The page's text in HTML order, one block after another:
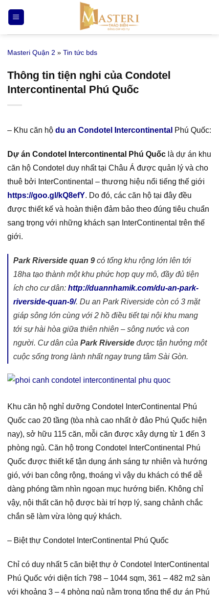
qua
nội
Masteri Quận 2 » Tin tức bds
Thông tin tiện nghi của Condotel
Intercontinental Phú Quốc
– Khu căn hộ du an Condotel Intercontinental Phú Quốc:
Dự án Condotel Intercontinental Phú Quốc là dự án khu
căn hộ Condotel duy nhất tại Châu Á được quản lý và cho
thuê bởi InterContinental – thương hiệu nổi tiếng thế giới
https://goo.gl/kQ8efY. Do đó, các căn hộ tại đây đều
được thiết kế và hoàn thiện đảm bảo theo đúng tiêu chuẩn
sang trọng với những khách sạn InterContinental trên thế
giới.
Park Riverside quan 9 có tổng khu rộng lớn lên tới
18ha tạo thành một khu phức hợp quy mô, đầy đủ tiện
ích cho cư dân: http://duannhamik.com/du-an-park-
riverside-quan-9/. Du an Park Riverside còn có 3 mặt
giáp sông lớn cùng với 2 hồ điều tiết tại nội khu mang
tới sự hài hòa giữa thiên nhiên – sông nước và con
người. Cư dân của Park Riverside được tận hưởng một
cuộc sống trong lành nhất ngay trung tâm Sài Gòn.
Khu căn hộ nghỉ dưỡng Condotel InterContinental Phú
Quốc cao 20 tầng (tòa nhà cao nhất ở đảo Phú Quốc hiện
nay), sở hữu 115 căn, mỗi căn được xây dựng từ 1 đến 3
phòng ngủ. Căn hộ trong Condotel InterContinental Phú
Quốc được thiết kế tận dụng ánh sáng tự nhiên và hướng
gió, với ban công rộng, thoáng vì vậy du khách có thể dễ
dàng phóng tầm nhìn ngoạn mục hướng biển. Không chỉ
vậy, nội thất căn hộ được bài trí hợp lý, sang chảnh chắc
chắn sẽ làm vừa lòng quý khách.
– Biệt thự Condotel InterContinental Phú Quốc
Chỉ có duy nhất 5 căn biệt thự ở Condotel InterContinental
Phú Quốc với diện tích 798 – 1044 sqm, 361 – 482 m2 sàn
với khoảng 3 – 4 phòng ngủ nằm trong tổng thể dự án Phú